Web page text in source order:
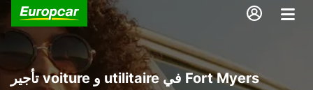
تأجير voiture و utilitaire في Fort Myers